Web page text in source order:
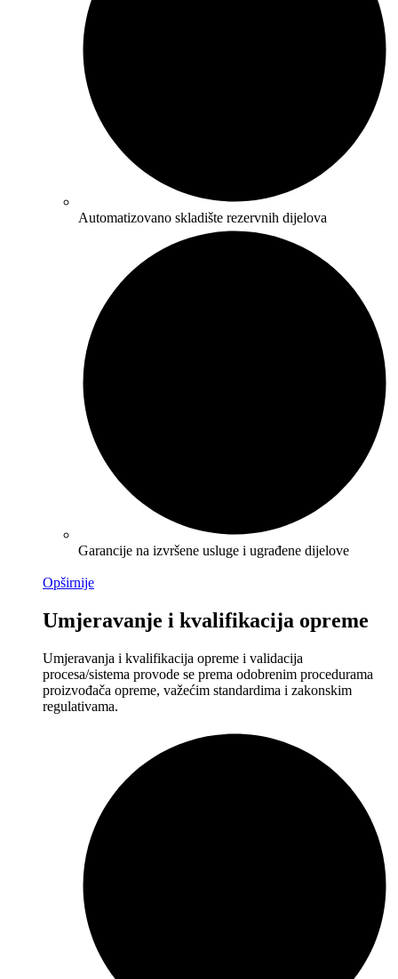
Automatizovano skladište rezervnih dijelova
Garancije na izvršene usluge i ugrađene dijelove
Opširnije
Umjeravanje i kvalifikacija opreme
Umjeravanja i kvalifikacija opreme i validacija
procesa/sistema provode se prema odobrenim procedurama
proizvođača opreme, važećim standardima i zakonskim
regulativama.